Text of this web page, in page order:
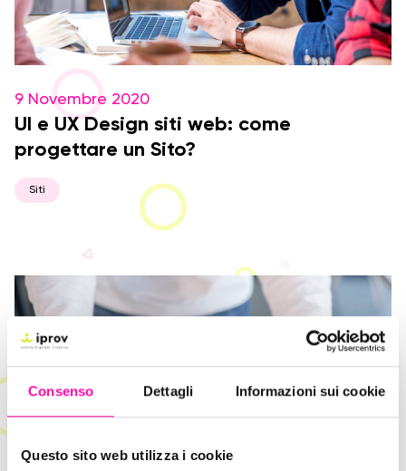
Consenso Dettagli Informazioni sui cookie
Questo sito web utilizza i cookie
9 Novembre 2020
UI e UX Design siti web: come
progettare un Sito?
Siti